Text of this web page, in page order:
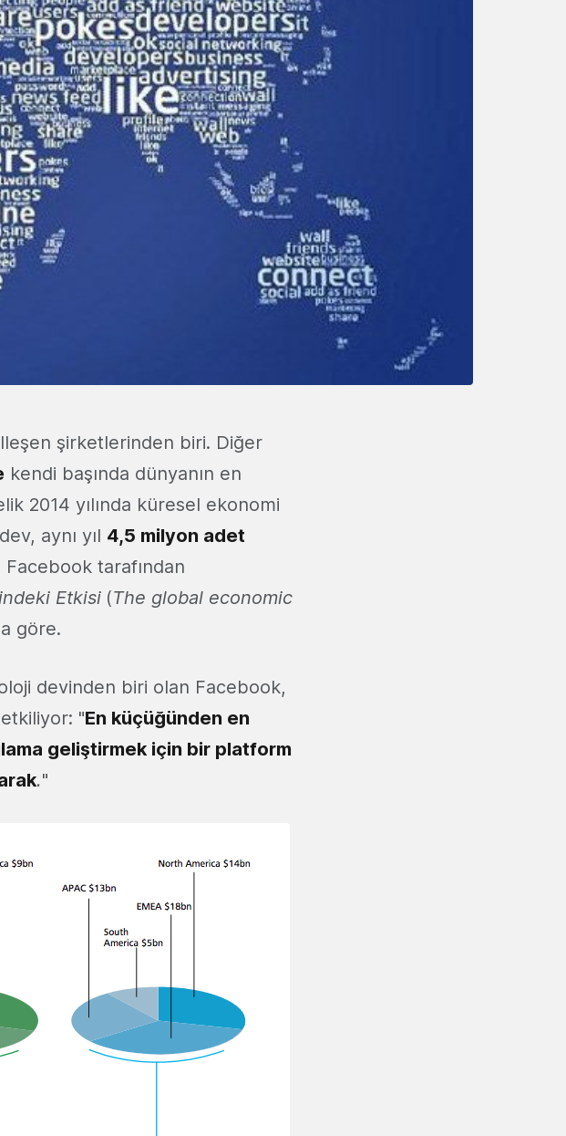
şirketlerinden biri. Diğer
kendi başında dünyanın en
2014 yılında küresel ekonomi
aynı yıl 4,5 milyon adet
Facebook tarafından
Etkisi (The global economic
göre.
devinden biri olan Facebook,
"En küçüğünden en
geliştirmek için bir platform
."